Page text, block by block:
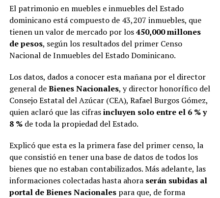
El patrimonio en muebles e inmuebles del Estado
dominicano está compuesto de 43,207 inmuebles, que
tienen un valor de mercado por los450,000 millones
de pesos, según los resultados del primer Censo
Nacional de Inmuebles del Estado Dominicano.
Los datos, dados a conocer esta mañana por el director
general deBienes Nacionales, y director honorífico del
Consejo Estatal del Azúcar (CEA), Rafael Burgos Gómez,
quien aclaró que las cifrasincluyen solo entre el 6 % y
8 % de toda la propiedad del Estado.
Explicó que esta es la primera fase del primer censo, la
que consistió en tener una base de datos de todos los
bienes que no estaban contabilizados. Más adelante, las
informaciones colectadas hasta ahora serán subidas al
portal de Bienes Nacionalespara que, de forma